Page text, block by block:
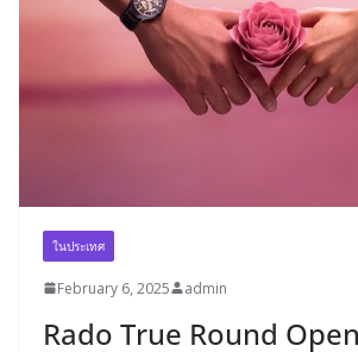
ในประเทศ
February 6, 2025 admin
Rado True Round